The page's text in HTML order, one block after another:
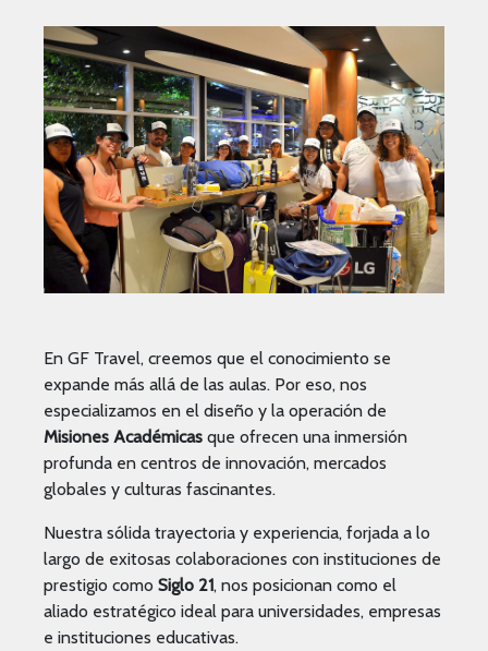
En GF Travel, creemos que el conocimiento se
expande más allá de las aulas. Por eso, nos
especializamos en el diseño y la operación de
Misiones Académicas que ofrecen una inmersión
profunda en centros de innovación, mercados
globales y culturas fascinantes.
Nuestra sólida trayectoria y experiencia, forjada a lo
largo de exitosas colaboraciones con instituciones de
prestigio comoSiglo 21, nos posicionan como el
aliado estratégico ideal para universidades, empresas
e instituciones educativas.